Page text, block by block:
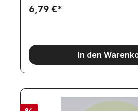
6,79 €*
In den